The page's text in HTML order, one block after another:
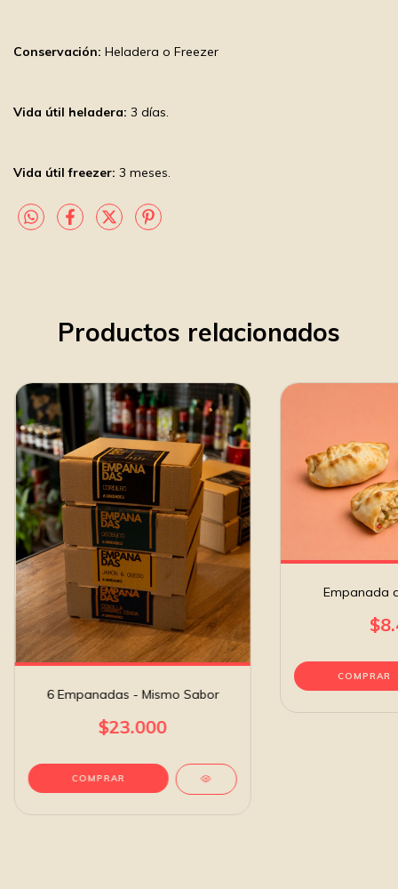
Conservación: Heladera o Freezer
Vida útil heladera: 3 días.
Vida útil freezer: 3 meses.
Productos relacionados
6 Empanadas - Mismo Sabor
$23.000
COMPRAR
Empanada